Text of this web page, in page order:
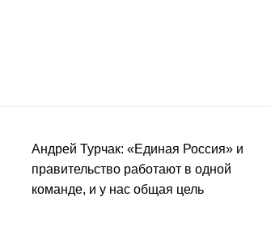
Андрей Турчак: «Единая Россия» и
правительство работают в одной
команде, и у нас общая цель